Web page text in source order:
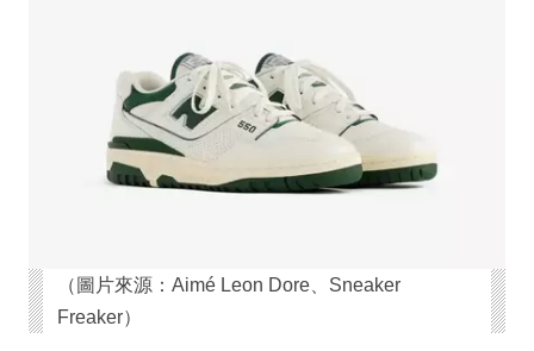
（圖片來源：Aimé Leon Dore、Sneaker
Freaker）